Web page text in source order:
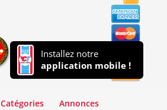
Installez notre
application mobile !
Catégories Annonces